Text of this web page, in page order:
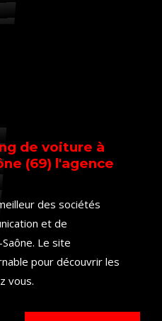
de voiture à
(69) l'agence
des sociétés
et de
Le site
pour découvrir les
vous.